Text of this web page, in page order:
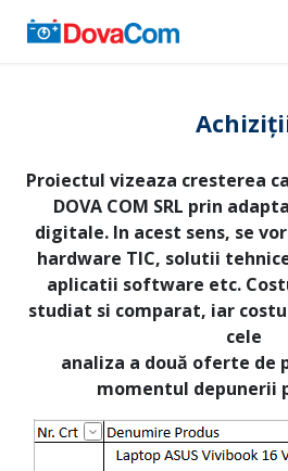
Proiectul vizeaza cresterea
DOVA COM SRL prin
digitale. In acest sens, se
hardware TIC, solutii
aplicatii software etc.
studiat si comparat, iar
cele
analiza a două oferte de
momentul depunerii